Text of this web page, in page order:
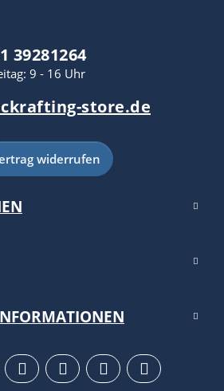
39281264
9 - 16 Uhr
store.de
widerrufen